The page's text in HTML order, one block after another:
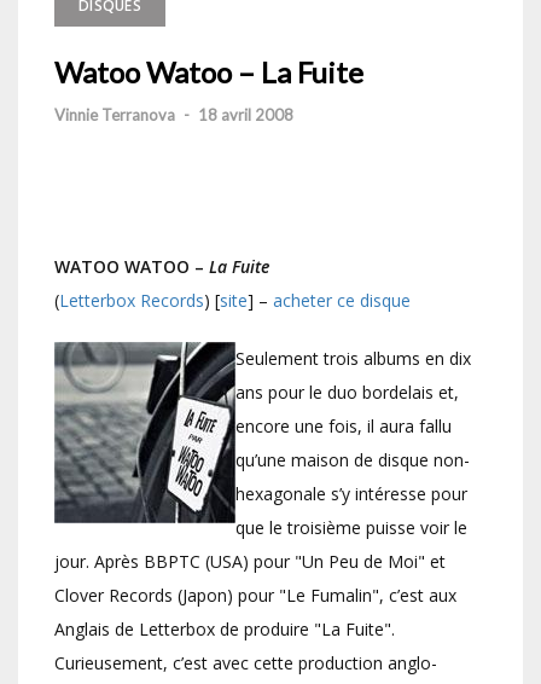
DISQUES
Watoo Watoo – La Fuite
Vinnie Terranova - 18 avril 2008
WATOO WATOO – La Fuite
(Letterbox Records) [site] – acheter ce disque
Seulement trois albums en dix
ans pour le duo bordelais et,
encore une fois, il aura fallu
qu’une maison de disque non-
hexagonale s’y intéresse pour
que le troisième puisse voir le
jour. Après BBPTC (USA) pour "Un Peu de Moi" et
Clover Records (Japon) pour "Le Fumalin", c’est aux
Anglais de Letterbox de produire "La Fuite".
Curieusement, c’est avec cette production anglo-